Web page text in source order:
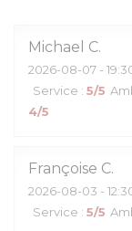
Michael C
2026-08-07 -
Service : 5/5
4/5
Françoise C
2026-08-03 -
Service : 5/5